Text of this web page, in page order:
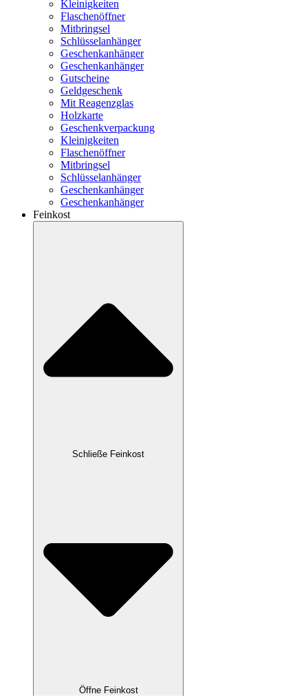
Kleinigkeiten
Flaschenöffner
Mitbringsel
Schlüsselanhänger
Geschenkanhänger
Geschenkanhänger
Gutscheine
Geldgeschenk
Mit Reagenzglas
Holzkarte
Geschenkverpackung
Kleinigkeiten
Flaschenöffner
Mitbringsel
Schlüsselanhänger
Geschenkanhänger
Geschenkanhänger
Feinkost
Schließe Feinkost
Öffne Feinkost